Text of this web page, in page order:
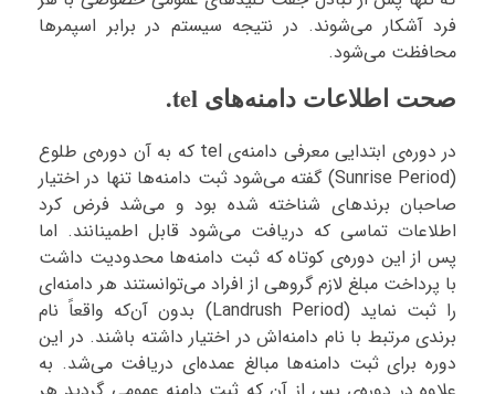
فرد آشکار می‌شوند. در نتیجه سیستم در برابر اسپمرها
محافظت می‌شود.
صحت اطلاعات دامنه‌های tel.
در دوره‌ی ابتدایی معرفی دامنه‌ی tel که به آن دوره‌ی طلوع
(Sunrise Period) گفته می‌شود ثبت دامنه‌ها تنها در اختیار
صاحبان برندهای شناخته شده بود و می‌شد فرض کرد
اطلاعات تماسی که دریافت می‌شود قابل اطمینانند. اما
پس از این دوره‌ی کوتاه که ثبت دامنه‌ها محدودیت داشت
با پرداخت مبلغ لازم گروهی از افراد می‌توانستند هر دامنه‌ای
را ثبت نماید (Landrush Period) بدون آن‌که واقعاً نام
برندی مرتبط با نام دامنه‌اش در اختیار داشته باشند. در این
دوره برای ثبت دامنه‌ها مبالغ عمده‌ای دریافت می‌شد. به